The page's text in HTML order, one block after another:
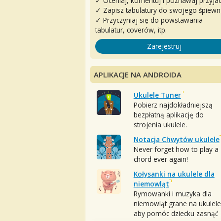
✓ Zapisz tabulatury do swojego
✓ Przyczyniaj się do powstawania
tabulatur, coverów, itp.
Zarejestruj
APLIKACJE NA ANDROIDA
Ukulele Tuner
Pobierz najdokładniejszą
bezpłatną aplikację do
strojenia ukulele.
Notacja Chwytów ukulele
Never forget how to play a
chord ever again!
Kołysanki na ukulele dla
niemowląt
Rymowanki i muzyka dla
niemowląt grane na
aby pomóc dziecku zasnąć